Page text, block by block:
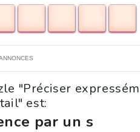
"Préciser
est:
par un s